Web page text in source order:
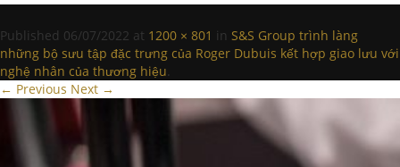
Published 06/07/2022 at 1200 × 801 in S&S Group trình làng
những bộ sưu tập đặc trưng của Roger Dubuis kết hợp giao lưu với
nghệ nhân của thương hiệu.
← Previous Next →